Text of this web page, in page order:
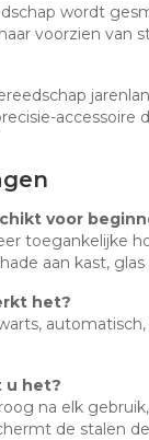
wordt
voorzien van
voor
toegankelijke
aan kast,
het?
u het?
na elk
de stalen